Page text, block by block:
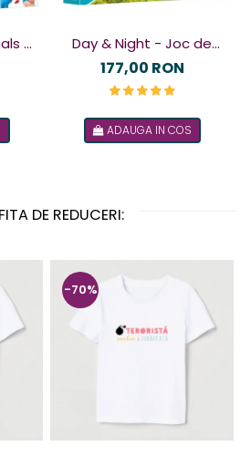
-
Day & Night - Joc de
logică
177,00 RON
ADAUGA IN COS
DE REDUCERI:
-70%